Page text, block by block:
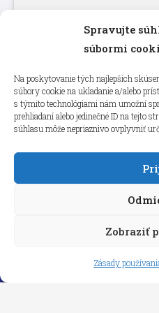
Spravujte
súbormi
Na poskytovanie tých najlepších
súbory cookie na ukladanie a/alebo
s týmito technológiami nám umožní
prehliadaní alebo jedinečné ID na tejto
súhlasu môže nepriaznivo ovplyvniť
Zobraziť
Zásady
Kliknutím
Copyright ©